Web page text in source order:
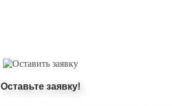
Оставьте заявку!